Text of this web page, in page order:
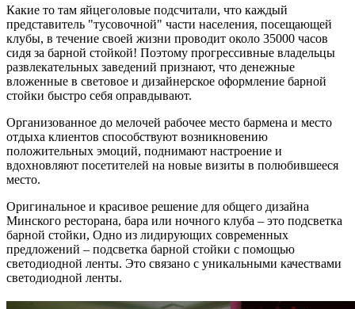
Какие то там яйцеголовые подсчитали, что каждый
представитель "тусовочной" части населения, посещающей
клубы, в течение своей жизни проводит около 35000 часов
сидя за барной стойкой! Поэтому прогрессивные владельцы
развлекательных заведений признают, что денежные
вложенные в световое и дизайнерское оформление барной
стойки быстро себя оправдывают.
Организованное до мелочей рабочее место бармена и место
отдыха клиентов способствуют возникновению
положительных эмоций, поднимают настроение и
вдохновляют посетителей на новые визиты в полюбившееся
место.
Оригинальное и красивое решение для общего дизайна
Минского ресторана, бара или ночного клуба – это подсветка
барной стойки, Одно из лидирующих современных
предложений – подсветка барной стойки с помощью
светодиодной ленты. Это связано с уникальными качествами
светодиодной ленты.